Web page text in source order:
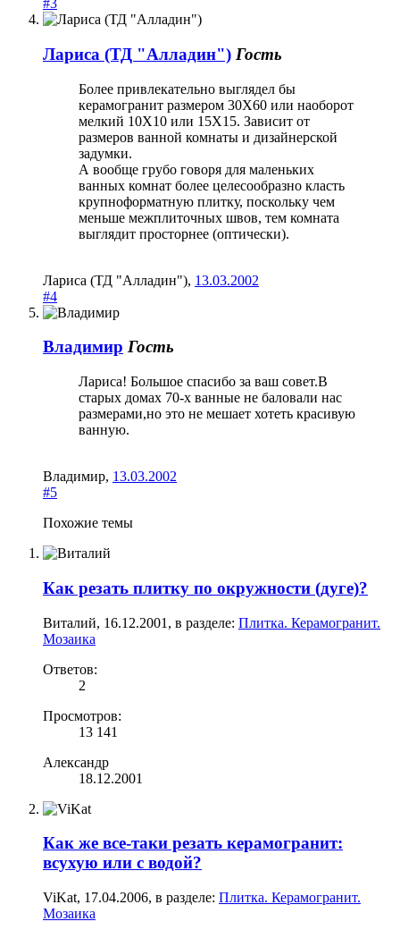
#3
Лариса (ТД "Алладин") Гость
Более привлекательно выглядел бы
керамогранит размером 30Х60 или наоборот
мелкий 10Х10 или 15Х15. Зависит от
размеров ванной комнаты и дизайнерской
задумки.
А вообще грубо говоря для маленьких
ванных комнат более целесообразно класть
крупноформатную плитку, поскольку чем
меньше межплиточных швов, тем комната
выглядит просторнее (оптически).
Лариса (ТД "Алладин"), 13.03.2002
#4
Владимир Гость
Лариса! Большое спасибо за ваш совет.В
старых домах 70-х ванные не баловали нас
размерами,но это не мешает хотеть красивую
ванную.
Владимир, 13.03.2002
#5
Похожие темы
Как резать плитку по окружности (дуге)?
Виталий, 16.12.2001 , в разделе: Плитка. Керамогранит.
Мозаика
Ответов:
2
Просмотров:
13 141
Александр
18.12.2001
Как же все-таки резать керамогранит:
всухую или с водой?
ViKat, 17.04.2006, в разделе: Плитка. Керамогранит.
Мозаика